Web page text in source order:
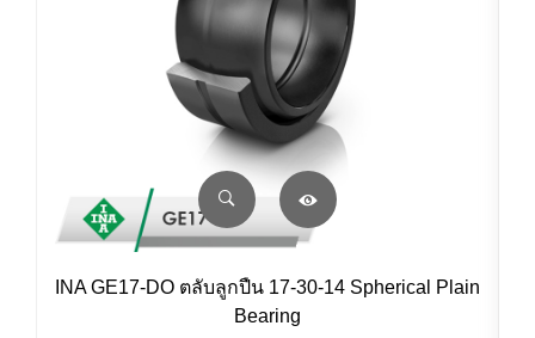
INA GE17-DO ตลับลูกปืน 17-30-14 Spherical Plain
Bearing